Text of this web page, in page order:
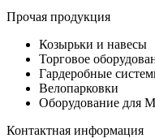
Прочая продукция
Козырьки и навесы
Торговое
Гардеробные
Велопарковки
Оборудование для
Контактная информация